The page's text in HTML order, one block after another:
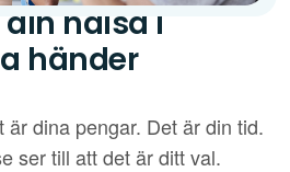
din hälsa i
händer
är dina pengar. Det är din tid.
ser till att det är ditt val.